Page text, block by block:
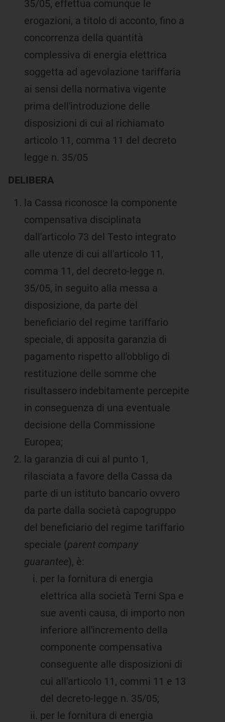
35/05, effettua comunque le
erogazioni, a titolo di acconto, fino a
concorrenza della quantità
complessiva di energia elettrica
soggetta ad agevolazione tariffaria
ai sensi della normativa vigente
prima dell'introduzione delle
disposizioni di cui al richiamato
articolo 11, comma 11 del decreto
legge n. 35/05
DELIBERA
la Cassa riconosce la componente
compensativa disciplinata
dall'articolo 73 del Testo integrato
alle utenze di cui all'articolo 11,
comma 11, del decreto-legge n.
35/05, in seguito alla messa a
disposizione, da parte del
beneficiario del regime tariffario
speciale, di apposita garanzia di
pagamento rispetto all'obbligo di
restituzione delle somme che
risultassero indebitamente percepite
in conseguenza di una eventuale
decisione della Commissione
Europea;
la garanzia di cui al punto 1,
rilasciata a favore della Cassa da
parte di un istituto bancario ovvero
da parte dalla società capogruppo
del beneficiario del regime tariffario
speciale (parent company
guarantee), è:
per la fornitura di energia
elettrica alla società Terni Spa e
sue aventi causa, di importo non
inferiore all'incremento della
componente compensativa
conseguente alle disposizioni di
cui all'articolo 11, commi 11 e 13
del decreto-legge n. 35/05;
per le fornitura di energia